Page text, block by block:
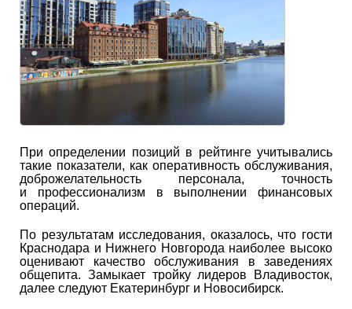
При определении позиций в рейтинге учитывались
такие показатели, как оперативность обслуживания,
доброжелательность персонала, точность
и профессионализм в выполнении финансовых
операций.
По результатам исследования, оказалось, что гости
Краснодара и Нижнего Новгорода наиболее высоко
оценивают качество обслуживания в заведениях
общепита. Замыкает тройку лидеров Владивосток,
далее следуют Екатеринбург и Новосибирск.